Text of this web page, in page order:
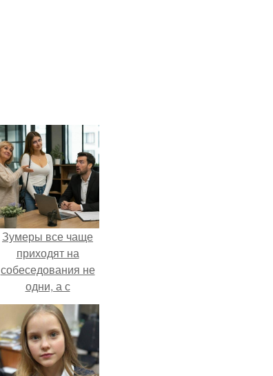
Зумеры все чаще
приходят на
собеседования не
одни, а с
родителями,
жалуются эйчары.